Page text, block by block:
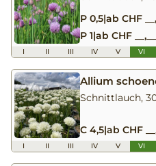
P 0,5|ab CHF
P 1|ab CHF __,__
I II III IV V VI
Allium
Schnittlauch,
C 4,5|ab CHF
I II III IV V VI